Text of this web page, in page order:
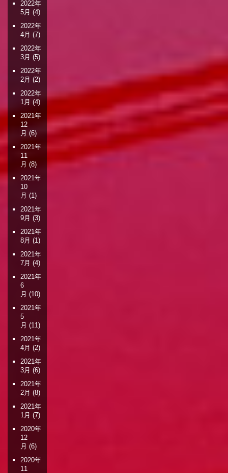
2022年
5月 (4)
2022年
4月 (7)
2022年
3月 (5)
2022年
2月 (2)
2022年
1月 (4)
2021年
12
月 (6)
2021年
11
月 (8)
2021年
10
月 (1)
2021年
9月 (3)
2021年
8月 (1)
2021年
7月 (4)
2021年
6
月 (10)
2021年
5
月 (11)
2021年
4月 (2)
2021年
3月 (6)
2021年
2月 (8)
2021年
1月 (7)
2020年
12
月 (6)
2020年
11